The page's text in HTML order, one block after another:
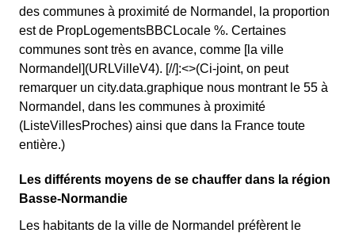
des communes à proximité de Normandel, la proportion
est de PropLogementsBBCLocale %. Certaines
communes sont très en avance, comme [la ville
Normandel](URLVilleV4). [//]:<>(Ci-joint, on peut
remarquer un city.data.graphique nous montrant le 55 à
Normandel, dans les communes à proximité
(ListeVillesProches) ainsi que dans la France toute
entière.)
Les différents moyens de se chauffer dans la région
Basse-Normandie
Les habitants de la ville de Normandel préfèrent le